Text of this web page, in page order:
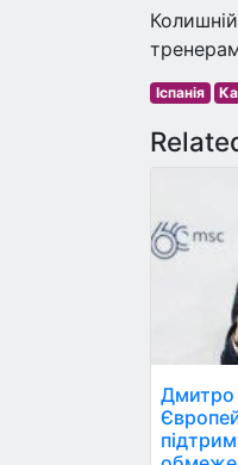
Іспанія
Дмитро